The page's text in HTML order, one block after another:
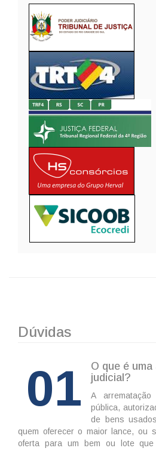
Dúvidas
01
O que é
judicial?
A
pública,
de bens
quem oferecer o maior lance, ou
oferta para um bem ou lote